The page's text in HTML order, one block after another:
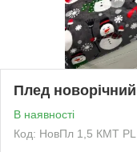
Плед
В наявності
Код: НовПл 1,5 КМТ PL